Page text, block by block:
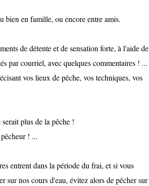
bien en famille, ou encore entre amis.
de détente et de sensation forte, à l'aide de
par courriel, avec quelques commentaires ! ...
vos lieux de pêche, vos techniques, vos
plus de la pêche !
! ...
entrent dans la période du frai, et si vous
sur nos cours d'eau, évitez alors de pêcher sur